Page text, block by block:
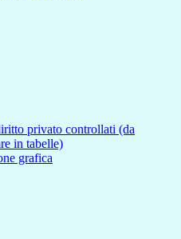
privato controllati (da
in tabelle)
grafica